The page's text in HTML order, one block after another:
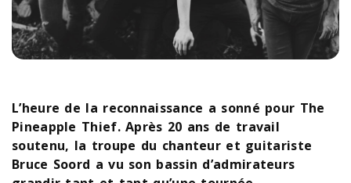
L’heure de la reconnaissance a sonné pour The
Pineapple Thief. Après 20 ans de travail
soutenu, la troupe du chanteur et guitariste
Bruce Soord a vu son bassin d’admirateurs